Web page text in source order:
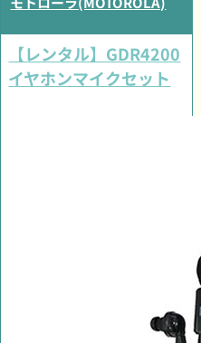
【レンタル】GDR4200
イヤホンマイクセット